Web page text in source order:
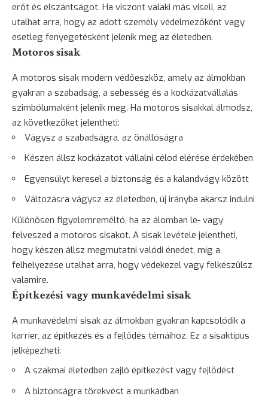
erőt és elszántságot. Ha viszont valaki más viseli, az
utalhat arra, hogy az adott személy védelmezőként vagy
esetleg fenyegetésként jelenik meg az életedben.
Motoros sisak
A motoros sisak modern védőeszköz, amely az álmokban
gyakran a szabadság, a sebesség és a kockázatvállalás
szimbólumaként jelenik meg. Ha motoros sisakkal álmodsz,
az következőket jelentheti:
Vágysz a szabadságra, az önállóságra
Készen állsz kockázatot vállalni célod elérése érdekében
Egyensúlyt keresel a biztonság és a kalandvágy között
Változásra vágysz az életedben, új irányba akarsz indulni
Különösen figyelemreméltó, ha az álomban le- vagy
felveszed a motoros sisakot. A sisak levétele jelentheti,
hogy készen állsz megmutatni valódi énedet, míg a
felhelyezése utalhat arra, hogy védekezel vagy felkészülsz
valamire.
Építkezési vagy munkavédelmi sisak
A munkavédelmi sisak az álmokban gyakran kapcsolódik a
karrier, az építkezés és a fejlődés témáihoz. Ez a sisaktípus
jelképezheti:
A szakmai életedben zajló építkezést vagy fejlődést
A biztonságra törekvést a munkádban